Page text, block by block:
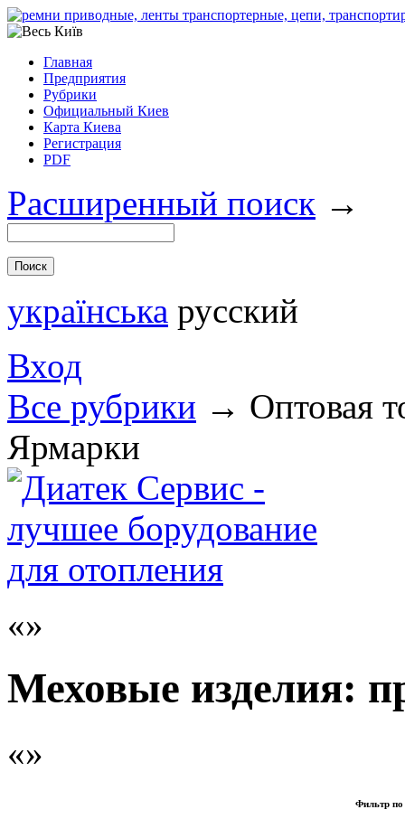
Главная
Предприятия
Рубрики
Официальный Киев
Карта Киева
Регистрация
PDF
Расширенный поиск →
українська русский
Вход
Все рубрики → Оптовая
Ярмарки
Меховые изделия:
Фильтр по